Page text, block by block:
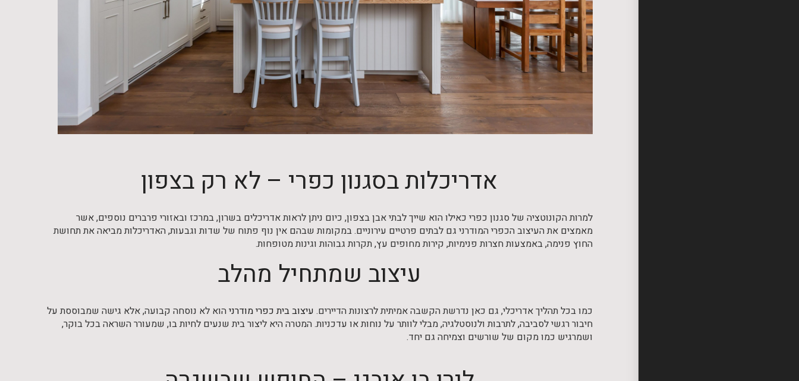
אדריכלות בסגנון כפרי – לא רק בצפון
למרות הקונוטציה של סגנון כפרי כאילו הוא שייך לבתי אבן בצפון, כיום ניתן לראות אדריכלים בשרון, במרכז ובאזורי פרברים נוספים, אשר
מאמצים את העיצוב הכפרי המודרני גם לבתים פרטיים עירוניים. במקומות שבהם אין נוף פתוח של שדות וגבעות, האדריכלות מביאה את תחושת
החוץ פנימה, באמצעות חצרות פנימיות, קירות מחופים עץ, תקרות גבוהות וגינות מטופחות.
עיצוב שמתחיל מהלב
כמו בכל תהליך אדריכלי, גם כאן נדרשת הקשבה אמיתית לרצונות הדיירים. עיצוב בית כפרי מודרניהוא לא נוסחה קבועה, אלא גישה שמבוססת על
חיבור רגשי לסביבה, לתרבות ולנוסטלגיה, מבלי לוותר על נוחות או עדכניות. המטרה היא ליצור בית שנעים לחיות בו, שמעורר השראה בכל בוקר,
ושמרגיש כמו מקום של שורשים וצמיחה גם יחד.